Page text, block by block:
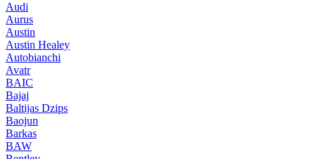
Audi
Aurus
Austin
Austin Healey
Autobianchi
Avatr
BAIC
Bajaj
Baltijas Dzips
Baojun
Barkas
BAW